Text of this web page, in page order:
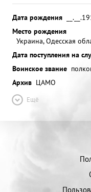
Дата рождения
Место рождения
Украина, Одесская
Дата поступления на
Воинское звание
Архив ЦАМО
Ещё